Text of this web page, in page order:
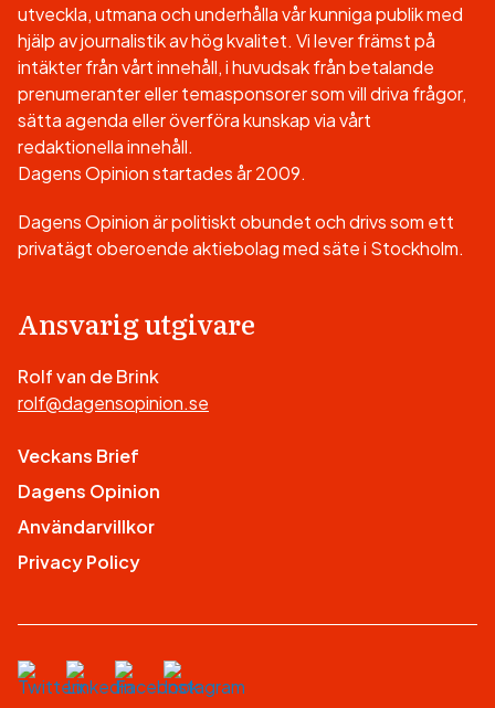
utveckla, utmana och underhålla vår kunniga publik med
hjälp av journalistik av hög kvalitet. Vi lever främst på
intäkter från vårt innehåll, i huvudsak från betalande
prenumeranter eller temasponsorer som vill driva frågor,
sätta agenda eller överföra kunskap via vårt
redaktionella innehåll.
Dagens Opinion startades år 2009.
Dagens Opinion är politiskt obundet och drivs som ett
privatägt oberoende aktiebolag med säte i Stockholm.
Ansvarig utgivare
Rolf van de Brink
rolf@dagensopinion.se
Veckans Brief
Dagens Opinion
Användarvillkor
Privacy Policy